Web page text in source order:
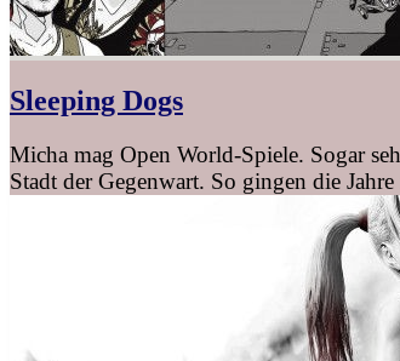
Sleeping Dogs
Micha mag Open World-Spiele. Sogar
Stadt der Gegenwart. So gingen die